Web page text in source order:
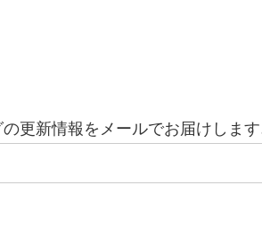
更新情報をメールでお届けします